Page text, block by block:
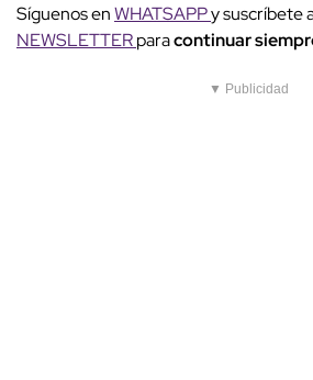
Síguenos enWHATSAPPy suscríbete
NEWSLETTERparacontinuar
▼ Publicidad